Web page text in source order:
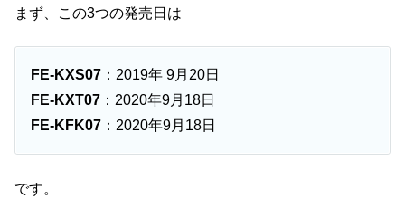
まず、この3つの発売日は
FE-KXS07 ：2019年 9月20日
FE-KXT07 ：2020年9月18日
FE-KFK07 ：2020年9月18日
です。